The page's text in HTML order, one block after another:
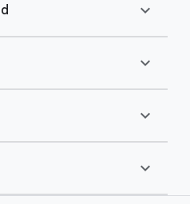
expand_more
expand_more
expand_more
expand_more